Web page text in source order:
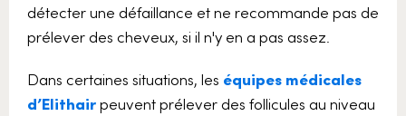
détecter une défaillance et ne recommande pas de
prélever des cheveux, si il n'y en a pas assez.
Dans certaines situations, les équipes médicales
d’Elithairpeuvent prélever des follicules au niveau